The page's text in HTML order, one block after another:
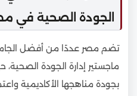
الجودة الصحية في
تضم مصر عددًا من أفضل
ماجستير إدارة الجودة
بجودة مناهجها الأكاديمية